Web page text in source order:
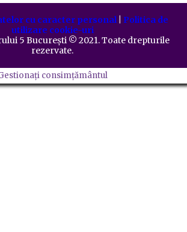
cu caracter personal| Politica de
utilizare cookie-uri
5 București ©️ 2021. Toate drepturile
rezervate.
consimțământul